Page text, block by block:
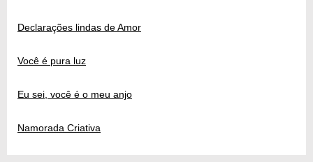
Declarações lindas de Amor
Você é pura luz
Eu sei, você é o meu anjo
Namorada Criativa